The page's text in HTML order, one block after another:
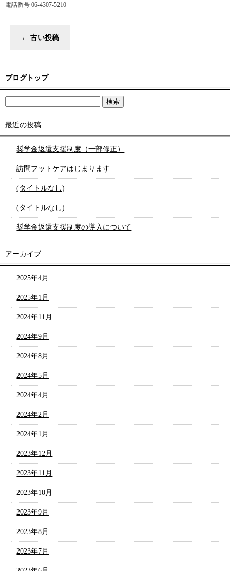
電話番号 06-4307-5210
← 古い投稿
ブログトップ
最近の投稿
奨学金返還支援制度（一部修正）
訪問フットケアはじまります
(タイトルなし)
(タイトルなし)
奨学金返還支援制度の導入について
アーカイブ
2025年4月
2025年1月
2024年11月
2024年9月
2024年8月
2024年5月
2024年4月
2024年2月
2024年1月
2023年12月
2023年11月
2023年10月
2023年9月
2023年8月
2023年7月